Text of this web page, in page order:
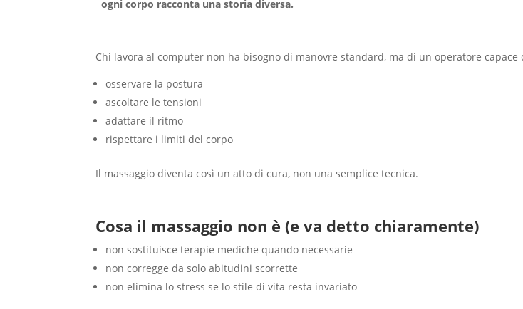
ogni corpo racconta una storia diversa.
Chi lavora al computer non ha bisogno di manovre standard, ma di un operatore capace
osservare la postura
ascoltare le tensioni
adattare il ritmo
rispettare i limiti del corpo
Il massaggio diventa così un atto di cura, non una semplice tecnica.
Cosa il massaggio non è (e va detto chiaramente)
non sostituisce terapie mediche quando necessarie
non corregge da solo abitudini scorrette
non elimina lo stress se lo stile di vita resta invariato